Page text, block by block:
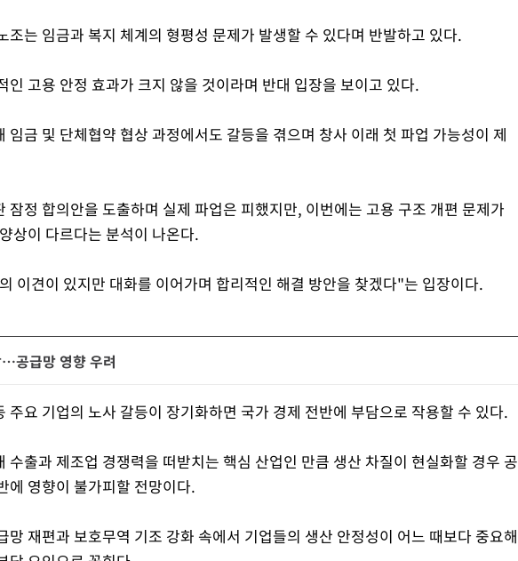
조는 임금과 복지 체계의 형평성 문제가 발생할 수 있다며 반발하고 있다.
인 고용 안정 효과가 크지 않을 것이라며 반대 입장을 보이고 있다.
임금 및 단체협약 협상 과정에서도 갈등을 겪으며 창사 이래 첫 파업 가능성이 제
잠정 합의안을 도출하며 실제 파업은 피했지만, 이번에는 고용 구조 개편 문제가
상이 다르다는 분석이 나온다.
이견이 있지만 대화를 이어가며 합리적인 해결 방안을 찾겠다"는 입장이다.
공급망 영향 우려
주요 기업의 노사 갈등이 장기화하면 국가 경제 전반에 부담으로 작용할 수 있다.
수출과 제조업 경쟁력을 떠받치는 핵심 산업인 만큼 생산 차질이 현실화할 경우 공
에 영향이 불가피할 전망이다.
망 재편과 보호무역 기조 강화 속에서 기업들의 생산 안정성이 어느 때보다 중요해